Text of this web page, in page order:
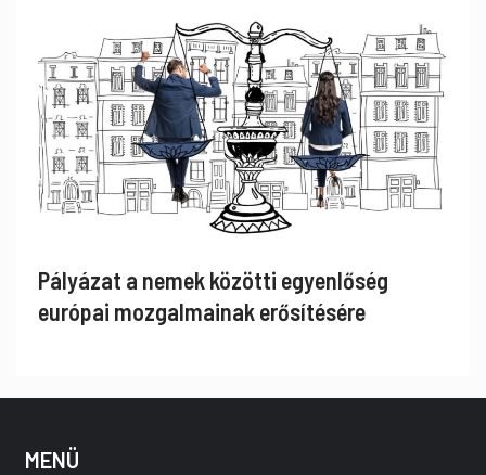
Pályázat a nemek közötti egyenlőség
európai mozgalmainak erősítésére
MENÜ